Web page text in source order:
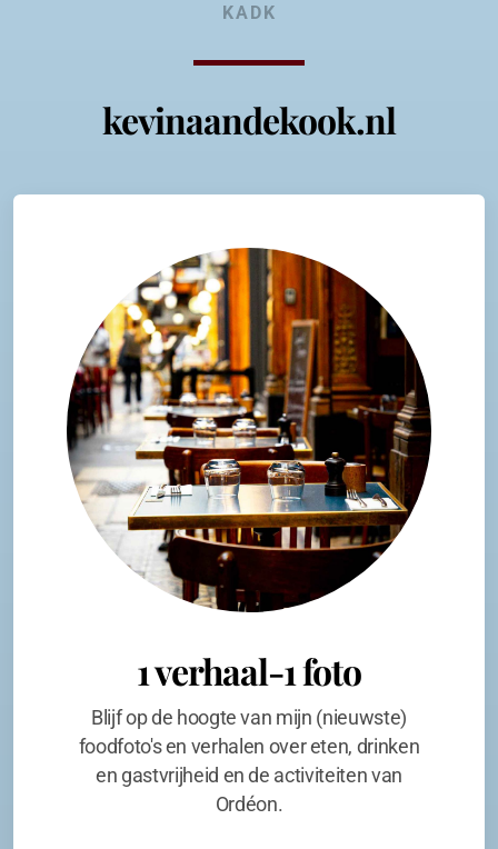
KADK
kevinaandekook.nl
1 verhaal-1 foto
Blijf op de hoogte van mijn (nieuwste)
foodfoto's en verhalen over eten, drinken
en gastvrijheid en de activiteiten van
Ordéon.